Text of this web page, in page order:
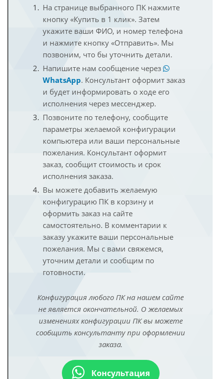
На странице выбранного ПК нажмите
кнопку «Купить в 1 клик». Затем
укажите ваши ФИО, и номер телефона
и нажмите кнопку «Отправить». Мы
позвоним, что бы уточнить детали.
Напишите нам сообщение через
WhatsApp. Консультант оформит заказ
и будет информировать о ходе его
исполнения через мессенджер.
Позвоните по телефону, сообщите
параметры желаемой конфигурации
компьютера или ваши персональные
пожелания. Консультант оформит
заказ, сообщит стоимость и срок
исполнения заказа.
Вы можете добавить желаемую
конфигурацию ПК в корзину и
оформить заказ на сайте
самостоятельно. В комментарии к
заказу укажите ваши персональные
пожелания. Мы с вами свяжемся,
уточним детали и сообщим по
готовности.
Конфигурация любого ПК на нашем сайте
не является окончательной. О желаемых
изменениях конфигурации ПК вы можете
сообщить консультанту при оформлении
заказа.
Консультация